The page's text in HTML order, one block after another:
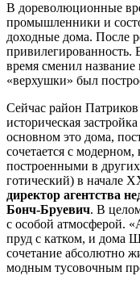
В дореволюционные
промышленники и
доходные дома. После
привилегированность.
время сменил
«верхушки» был
Сейчас район Патриков
историческая
основном это дома,
сочетается с
построенными в
готический) в начале
директор агентства
Бонч-Бруевич. В
с особой атмосферой.
пруд с катком, и дома
сочетание абсолютно
модным тусовочным